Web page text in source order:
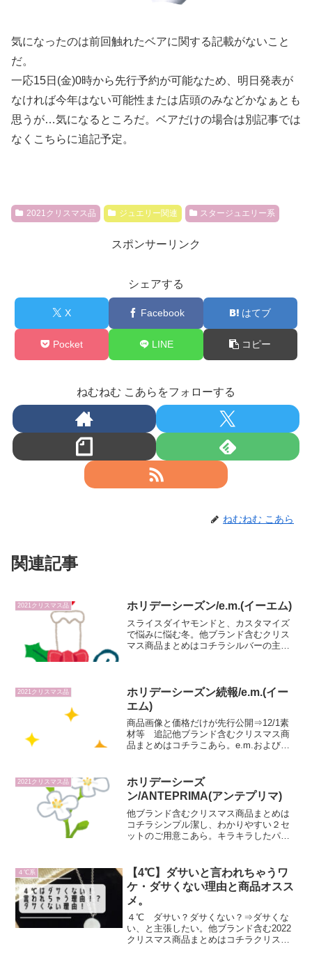
気になったのは前回触れたベアに関する記載がないこと
だ。
一応15日(金)0時から先行予約が可能なため、明日発表が
なければ今年はない可能性または店頭のみなどかなぁとも
思うが…気になるところだ。ベアだけの場合は別記事では
なくこちらに追記予定。
2021クリスマス品 ジュエリー関連 スタージュエリー系
スポンサーリンク
シェアする
X Facebook はてブ
Pocket LINE コピー
ねむねむ こあらをフォローする
ねむねむ こあら
関連記事
2021クリスマス品 ホリデーシーズン/e.m.(イーエム)
スライスダイヤモンドと、カスタマイズ
で悩みに悩む冬。他ブランド含むクリス
マス商品まとめはコチラシルバーの主張
先行受注が行われ...
2021クリスマス品
ホリデーシーズン続報/e.m.(イー
エム)
商品画像と価格だけが先行公開⇒12/1素
材等 追記他ブランド含むクリスマス商
品まとめはコチラこあら。e.m.および
チラ）今時点では画像と価格一覧のみ
で、写...
2021クリスマス品
ホリデーシーズ
ン/ANTEPRIMA(アンテプリマ)
他ブランド含むクリスマス商品まとめは
コチラシンプル潔し、わかりやすい２セ
ットのご用意こあら。キラキラしたパー
定番のアンテプリマ。店頭ではヴァンド
ームヤマダがOEM製造し...
４℃系
【4℃】ダサいと言われちゃうワ
ケ・ダサくない理由と商品オスス
メ。
４℃ ダサい？ダサくない？⇒ダサくな
い、と主張したい。他ブランド含む2022
クリスマス商品まとめはコチラクリスマ